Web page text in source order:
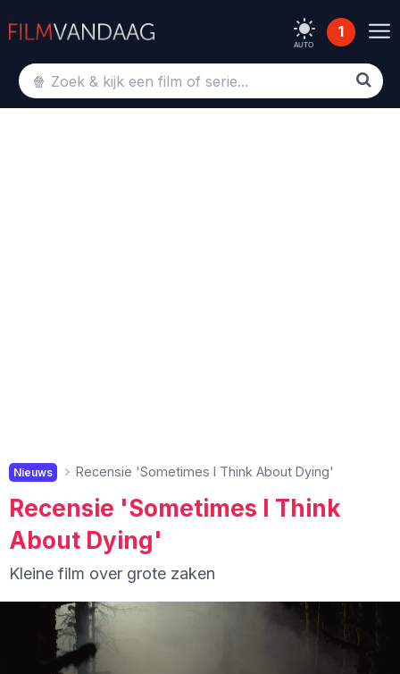
AUTO
1
Nieuws Recensie 'Sometimes I Think About Dying'
Recensie 'Sometimes I Think
About Dying'
Kleine film over grote zaken